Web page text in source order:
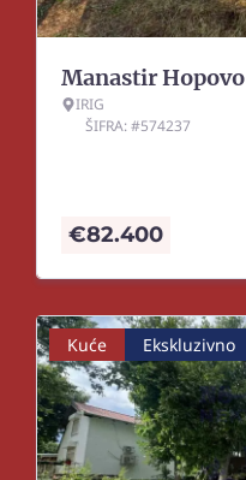
Manastir Hopovo
IRIG
ŠIFRA: #574237
€82.400
Kuće Ekskluzivno